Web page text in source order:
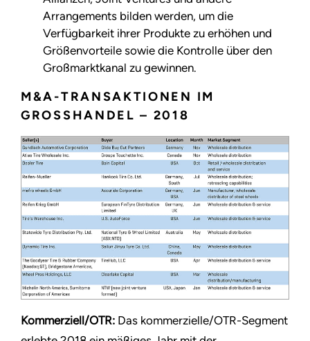
Arrangements bilden werden, um die
Verfügbarkeit ihrer Produkte zu erhöhen und
Größenvorteile sowie die Kontrolle über den
Großmarktkanal zu gewinnen.
M&A-TRANSAKTIONEN IM
GROSSHANDEL – 2018
Kommerziell/OTR: Das kommerzielle/OTR-Segment